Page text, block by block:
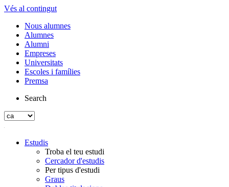
Vés al contingut
Nous alumnes
Alumnes
Alumni
Empreses
Universitats
Escoles i famílies
Premsa
Search
Estudis
Troba el teu estudi
Cercador d'estudis
Per tipus d'estudi
Graus